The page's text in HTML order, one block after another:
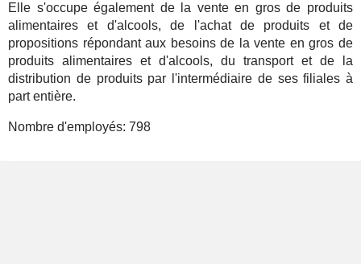
Elle s'occupe également de la vente en gros de produits
alimentaires et d'alcools, de l'achat de produits et de
propositions répondant aux besoins de la vente en gros de
produits alimentaires et d'alcools, du transport et de la
distribution de produits par l'intermédiaire de ses filiales à
part entière.
Nombre d'employés: 798